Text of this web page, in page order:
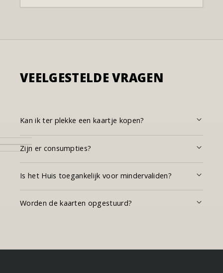
VEELGESTELDE VRAGEN
Kan ik ter plekke een kaartje kopen?
Zijn er consumpties?
Is het Huis toegankelijk voor mindervaliden?
Worden de kaarten opgestuurd?